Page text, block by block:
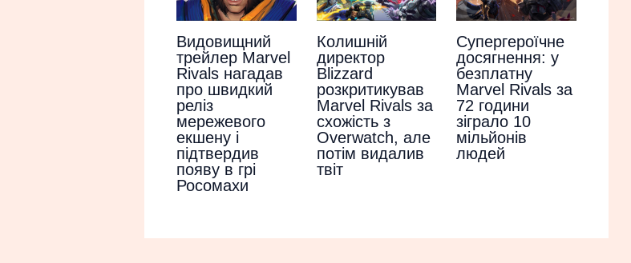
Видовищний
трейлер Marvel
Rivals нагадав
про швидкий
реліз
мережевого
екшену і
підтвердив
появу в грі
Росомахи
Колишній
директор
Blizzard
розкритикував
Marvel Rivals за
схожість з
Overwatch, але
потім видалив
твіт
Супергероїчне
досягнення: у
безплатну
Marvel Rivals за
72 години
зіграло 10
мільйонів
людей